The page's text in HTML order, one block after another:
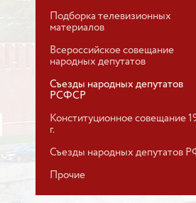
Подборка телевизионных
материалов
Всероссийское совещание
народных депутатов
Съезды народных депутатов
РСФСР
Конституционное совещание
г.
Съезды народных депутатов
Прочие